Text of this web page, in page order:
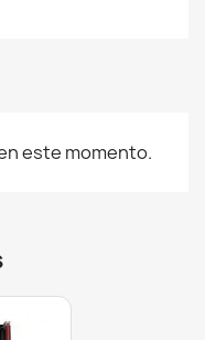
este momento.